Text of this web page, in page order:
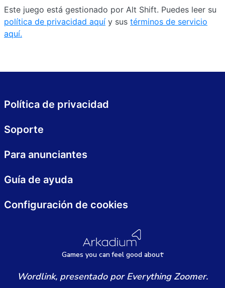
Este juego está gestionado por Alt Shift. Puedes leer su
política de privacidad aquí y sus términos de servicio
aquí.
Games you canfeel good about
Política de privacidad
Soporte
Para anunciantes
Guía de ayuda
Configuración de cookies
Wordlink, presentado por Everything Zoomer.